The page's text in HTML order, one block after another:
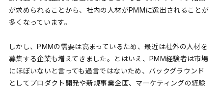
が求められることから、社内の人材がPMMに選出されることが
多くなっています。
しかし、PMMの需要は高まっているため、最近は社外の人材を
募集する企業も増えてきました。とはいえ、PMM経験者は市場
にほぼいないと言っても過言ではないため、バックグラウンド
としてプロダクト開発や新規事業企画、マーケティングの経験